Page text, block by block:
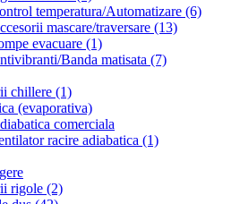
temperatura/Automatizare (6)
mascare/traversare (13)
evacuare (1)
Banda matisata (7)
chillere (1)
(evaporativa)
comerciala
racire adiabatica (1)
rigole (2)